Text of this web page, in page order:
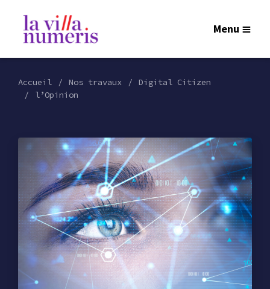
Menu
Accueil Nos travaux
Digital Citizen
l’Opinion